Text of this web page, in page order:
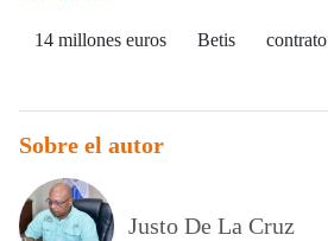
14 millones euros Betis contrato
Sobre el autor
Justo De La Cruz